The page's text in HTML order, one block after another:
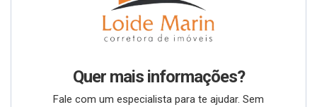
Quer mais informações?
Fale com um especialista para te ajudar. Sem